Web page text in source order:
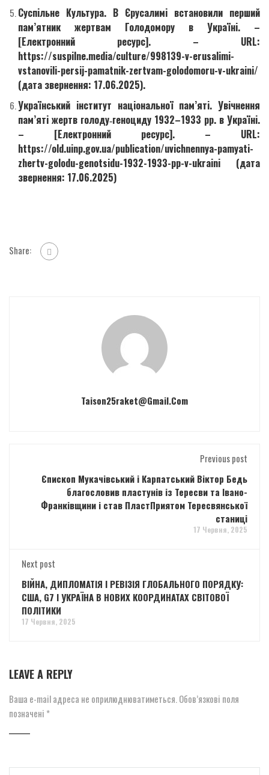
Суспільне Культура. В Єрусалимі встановили перший
пам’ятник жертвам Голодомору в Україні. –
[Електронний ресурс]. – URL:
https://suspilne.media/culture/998139-v-erusalimi-
vstanovili-persij-pamatnik-zertvam-golodomoru-v-ukraini/
(дата звернення: 17.06.2025).
Український інститут національної пам’яті. Увічнення
пам’яті жертв голоду‑геноциду 1932–1933 рр. в Україні.
– [Електронний ресурс]. – URL:
https://old.uinp.gov.ua/publication/uvichnennya-pamyati-
zhertv-golodu-genotsidu-1932-1933-pp-v-ukraini (дата
звернення: 17.06.2025)
Share:
Taison25raket@gmail.com
Previous post
Єпископ Мукачівський і Карпатський Віктор Бедь
благословив пластунів із Тересви та Івано-
Франківщини і став ПластПриятом Тересвянської
станиці
17 Червня, 2025
Next post
ВІЙНА, ДИПЛОМАТІЯ І РЕВІЗІЯ ГЛОБАЛЬНОГО ПОРЯДКУ:
США, G7 І УКРАЇНА В НОВИХ КООРДИНАТАХ СВІТОВОЇ
ПОЛІТИКИ
17 Червня, 2025
LEAVE A REPLY
Ваша e-mail адреса не оприлюднюватиметься. Обов’язкові поля
позначені *